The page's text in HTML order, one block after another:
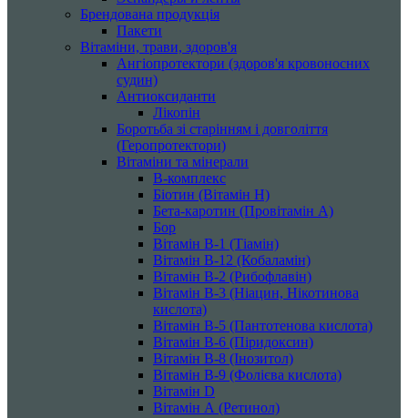
Брендована продукція
Пакети
Вітаміни, трави, здоров'я
Ангіопротектори (здоров'я кровоносних
судин)
Антиоксиданти
Лікопін
Боротьба зі старінням і довголіття
(Геропротектори)
Вітаміни та мінерали
B-комплекс
Біотин (Вітамін H)
Бета-каротин (Провітамін А)
Бор
Вітамін B-1 (Тіамін)
Вітамін B-12 (Кобаламін)
Вітамін B-2 (Рибофлавін)
Вітамін B-3 (Ніацин, Нікотинова
кислота)
Вітамін B-5 (Пантотенова кислота)
Вітамін B-6 (Піридоксин)
Вітамін B-8 (Інозитол)
Вітамін B-9 (Фолієва кислота)
Вітамін D
Вітамін А (Ретинол)